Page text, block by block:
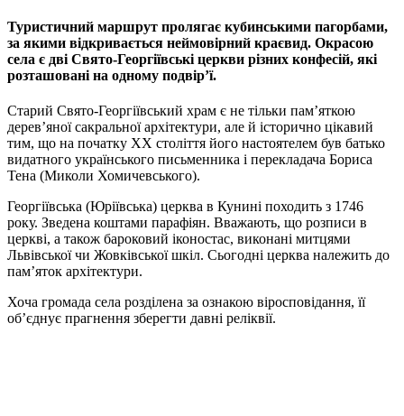
Туристичний маршрут пролягає кубинськими пагорбами,
за якими відкривається неймовірний краєвид. Окрасою
села є дві Свято-Георгіївські церкви різних конфесій, які
розташовані на одному подвір’ї.
Старий Свято-Георгіївський храм є не тільки пам’яткою
дерев’яної сакральної архітектури, але й історично цікавий
тим, що на початку ХХ століття його настоятелем був батько
видатного українського письменника і перекладача Бориса
Тена (Миколи Хомичевського).
Георгіївська (Юріївська) церква в Кунині походить з 1746
року. Зведена коштами парафіян. Вважають, що розписи в
церкві, а також бароковий іконостас, виконані митцями
Львівської чи Жовківської шкіл. Сьогодні церква належить до
пам’яток архітектури.
Хоча громада села розділена за ознакою віросповідання, її
об’єднує прагнення зберегти давні реліквії.